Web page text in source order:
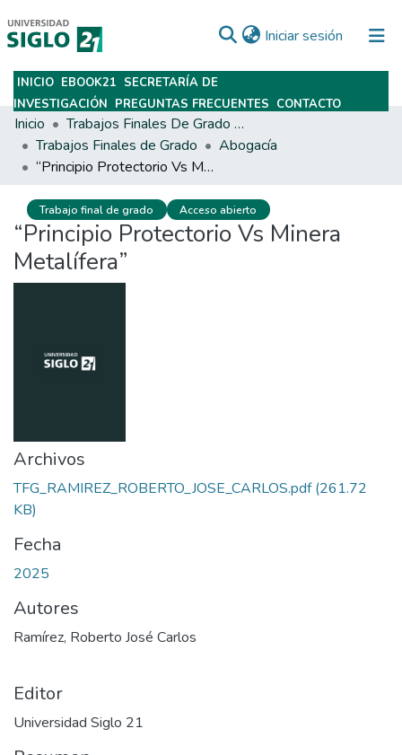
Iniciar sesión (current)
Subir
INICIO EBOOK21 SECRETARÍA DE
INVESTIGACIÓN PREGUNTAS FRECUENTES CONTACTO
Inicio
Trabajos Finales De Grado Y Posgrado
Trabajos Finales de Grado
Abogacía
“Principio Protectorio Vs Minera Metalífera”
Trabajo final de grado Acceso abierto
“Principio Protectorio Vs Minera
Metalífera”
Archivos
TFG_RAMIREZ_ROBERTO_JOSE_CARLOS.pdf(261.72
KB)
Fecha
2025
Autores
Ramírez, Roberto José Carlos
Editor
Universidad Siglo 21